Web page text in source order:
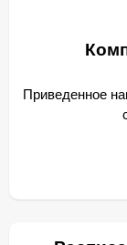
Приведенное